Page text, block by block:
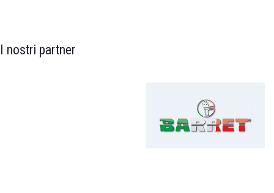
I nostri partner